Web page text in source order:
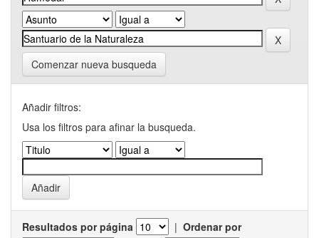
Comenzar nueva busqueda
Añadir filtros:
Usa los filtros para afinar la busqueda.
Resultados por página | Ordenar por